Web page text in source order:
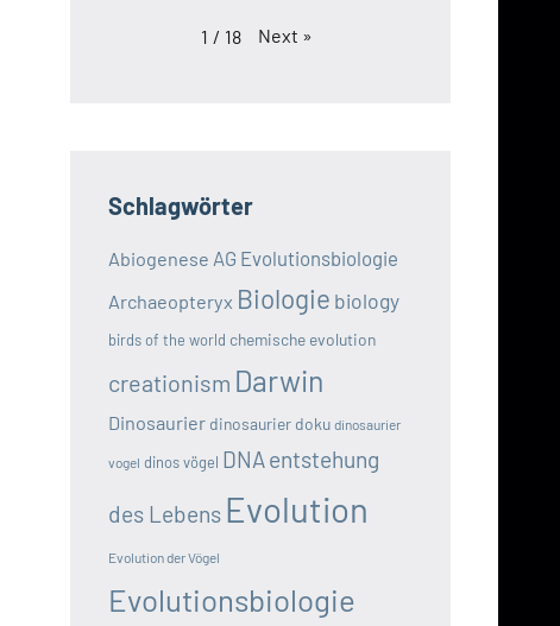
1 / 18 Next »
Schlagwörter
Abiogenese AG Evolutionsbiologie
Archaeopteryx Biologie biology
birds of the world chemische evolution
creationism Darwin
Dinosaurier dinosaurier doku dinosaurier
vogel dinos vögel DNAentstehung
des Lebens Evolution
Evolution der Vögel
Evolutionsbiologie